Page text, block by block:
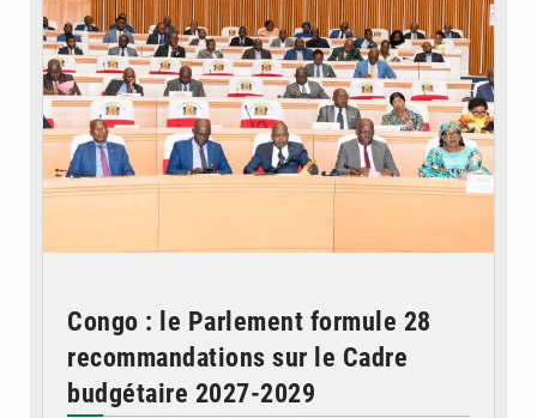
Congo : le Parlement formule 28
recommandations sur le Cadre
budgétaire 2027-2029